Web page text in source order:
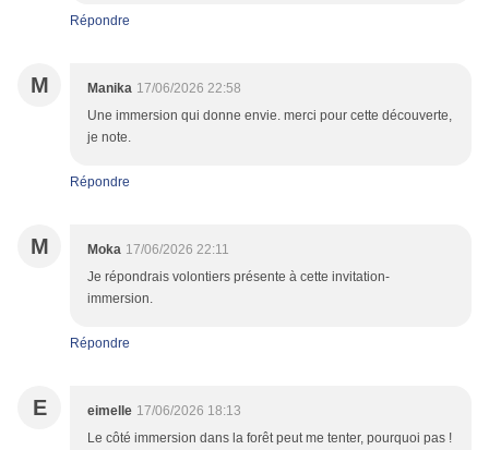
Répondre
M Manika 17/06/2026 22:58
Une immersion qui donne envie. merci pour cette découverte,
je note.
Répondre
M Moka 17/06/2026 22:11
Je répondrais volontiers présente à cette invitation-
immersion.
Répondre
E eimelle 17/06/2026 18:13
Le côté immersion dans la forêt peut me tenter, pourquoi pas !